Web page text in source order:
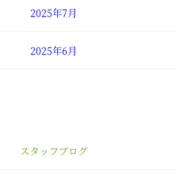
2025年7月
2025年6月
スタッフブログ